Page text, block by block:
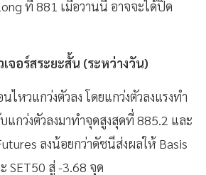
ที่ 881 เมื่อวานนี้ อาจจะได้ปิด
จอร์สระยะสั้น (ระหว่างวัน)
ไหวแกว่งตัวลง โดยแกว่งตัวลงแรงทำ
กว่งตัวลงมาทำจุดสูงสุดที่ 885.2 และ
ลงน้อยกว่าดัชนีส่งผลให้ Basis
SET50 สู่ -3.68 จุด